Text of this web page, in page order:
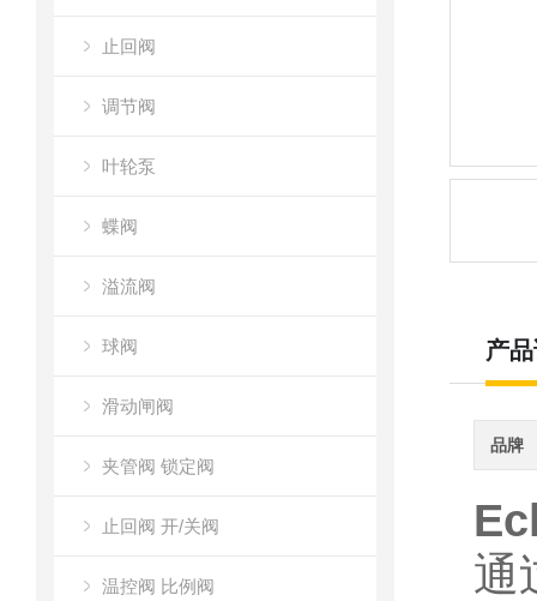
止回阀
调节阀
叶轮泵
蝶阀
溢流阀
球阀
滑动闸阀
夹管阀 锁定阀
止回阀 开/关阀
温控阀 比例阀
产
品牌
通